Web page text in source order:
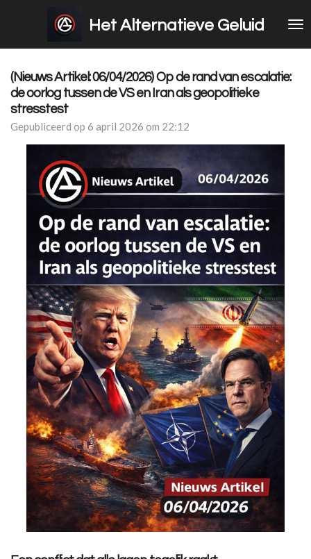
hoofdinhoud
Het Alternatieve Geluid
(Nieuws Artikel: 06/04/2026) Op de rand van escalatie:
de oorlog tussen de VS en Iran als geopolitieke
stresstest
Gepubliceerd op 6 april 2026 om 22:12